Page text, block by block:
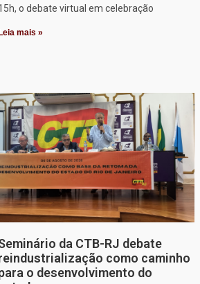
o debate virtual em celebração
mais »
da CTB-RJ debate
como caminho
o desenvolvimento do